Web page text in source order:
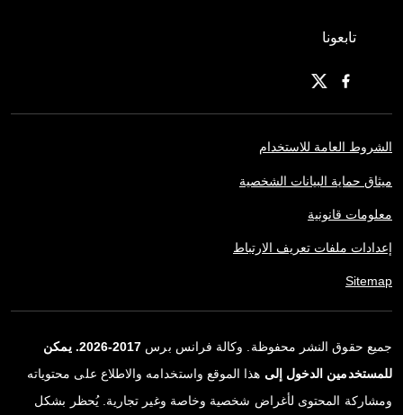
تابعونا
الشروط العامة للاستخدام
ميثاق حماية البيانات الشخصية
معلومات قانونية
إعدادات ملفات تعريف الارتباط
Sitemap
جميع حقوق النشر محفوظة. وكالة فرانس برس
2017-2026. يمكن
للمستخدمين الدخول إلى هذا الموقع واستخدامه والاطلاع على محتوياته
ومشاركة المحتوى لأغراض شخصية وخاصة وغير تجارية. يُحظر بشكل